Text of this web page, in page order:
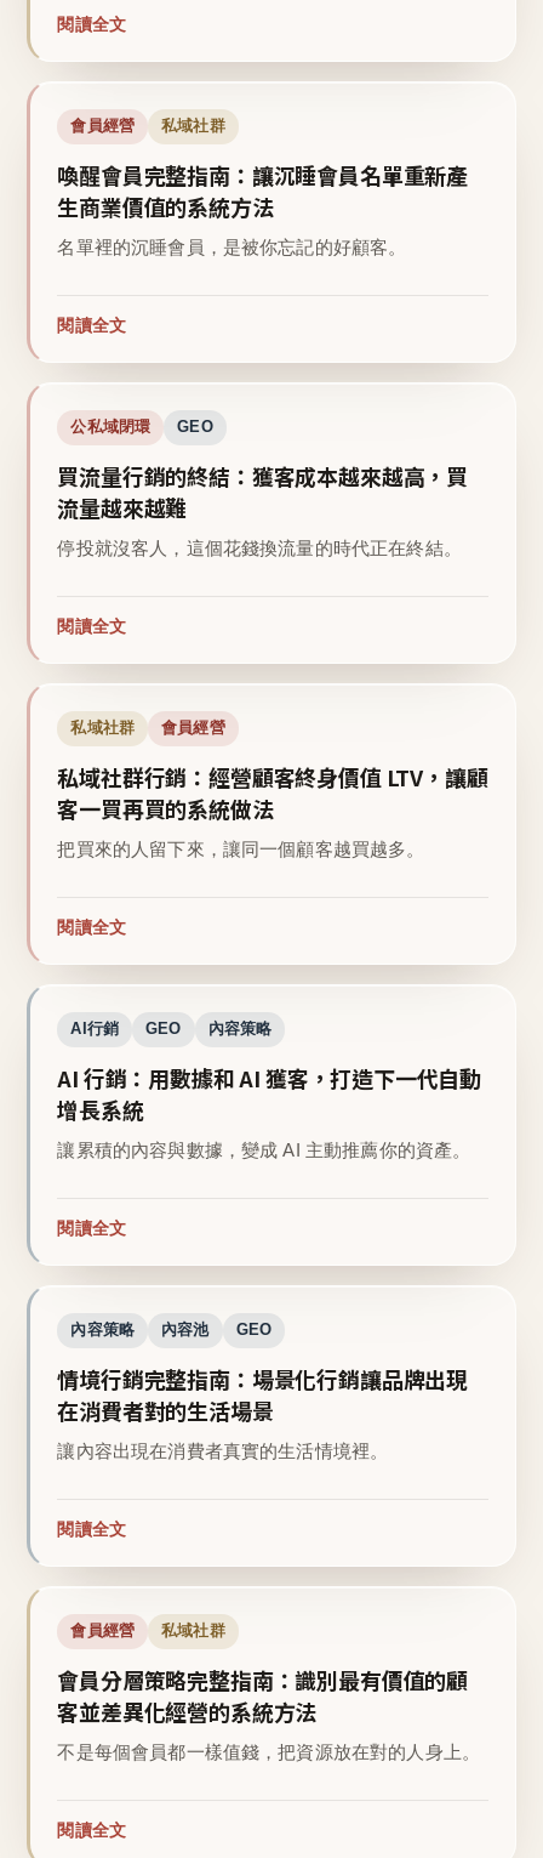
閱讀全文
會員經營 私域社群
喚醒會員完整指南：讓沉睡會員名單重新產
生商業價值的系統方法
名單裡的沉睡會員，是被你忘記的好顧客。
閱讀全文
公私域閉環 GEO
買流量行銷的終結：獲客成本越來越高，買
流量越來越難
停投就沒客人，這個花錢換流量的時代正在終結。
閱讀全文
私域社群 會員經營
私域社群行銷：經營顧客終身價值 LTV，讓顧
客一買再買的系統做法
把買來的人留下來，讓同一個顧客越買越多。
閱讀全文
AI行銷 GEO 內容策略
AI 行銷：用數據和 AI 獲客，打造下一代自動
增長系統
讓累積的內容與數據，變成 AI 主動推薦你的資產。
閱讀全文
內容策略 內容池 GEO
情境行銷完整指南：場景化行銷讓品牌出現
在消費者對的生活場景
讓內容出現在消費者真實的生活情境裡。
閱讀全文
會員經營 私域社群
會員分層策略完整指南：識別最有價值的顧
客並差異化經營的系統方法
不是每個會員都一樣值錢，把資源放在對的人身上。
閱讀全文